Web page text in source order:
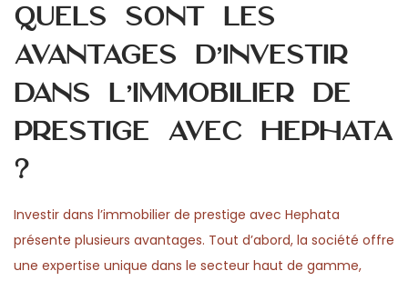
Quels sont les
avantages d’investir
dans l’immobilier de
prestige avec Hephata
?
Investir dans l’immobilier de prestige avec Hephata
présente plusieurs avantages. Tout d’abord, la société offre
une expertise unique dans le secteur haut de gamme,